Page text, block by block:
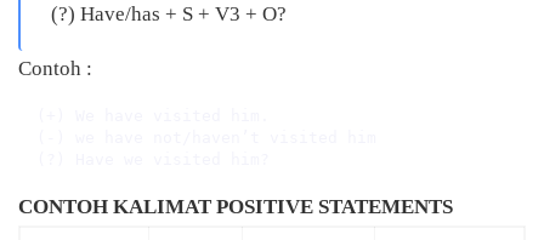
(?) Have/has + S + V3 + O?
Contoh :
CONTOH KALIMAT POSITIVE STATEMENTS